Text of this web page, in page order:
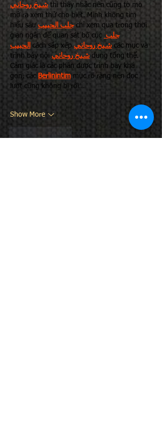
شيخ روحاني thì thấy nhắc nên cũng tò mò
mở ra xem thử cho biết. Mình không tìm
hiểu sâu جلب الحبيب chỉ xem qua trong thời
gian ngắn để quan sát bố cục جلب
الحبيب cách sắp xếp شيخ روحاني các mục và
trình bày nội شيخ روحاني dung tổng thể.
Cảm giác là các phần được trình bày khá
gọn, các Berlinintim mục rõ ràng nên đọc
lướt cũng không bị rối…
Show More